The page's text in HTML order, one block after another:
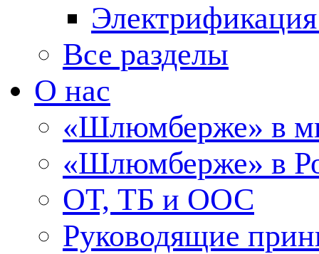
Все разделы
О нас
«Шлюмберже» в
«Шлюмберже» в
ОТ, ТБ и ООС
Руководящие